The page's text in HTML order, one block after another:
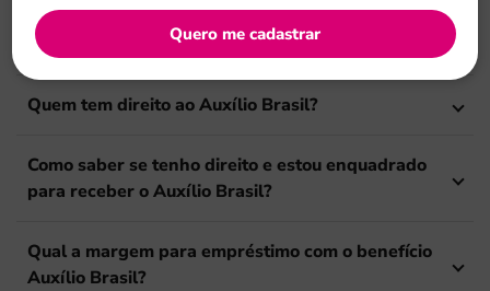
Quero me cadastrar
O que é Auxílio Brasil?
Quem tem direito ao Auxílio Brasil?
Como saber se tenho direito e estou enquadrado
para receber o Auxílio Brasil?
Qual a margem para empréstimo com o benefício
Auxílio Brasil?